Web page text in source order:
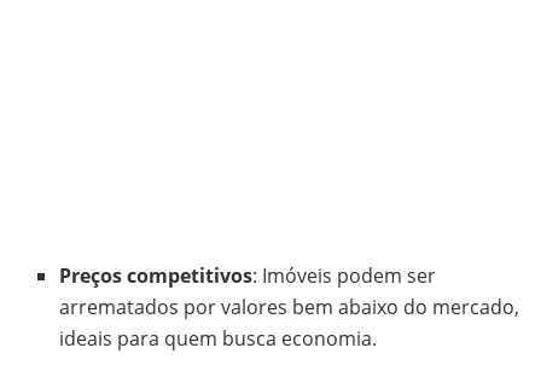
Preços competitivos: Imóveis podem ser
arrematados por valores bem abaixo do mercado,
ideais para quem busca economia.